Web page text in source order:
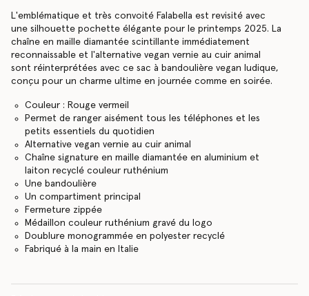
L'emblématique et très convoité Falabella est revisité avec
une silhouette pochette élégante pour le printemps 2025. La
chaîne en maille diamantée scintillante immédiatement
reconnaissable et l'alternative vegan vernie au cuir animal
sont réinterprétées avec ce sac à bandoulière vegan ludique,
conçu pour un charme ultime en journée comme en soirée.
Couleur : Rouge vermeil
Permet de ranger aisément tous les téléphones et les
petits essentiels du quotidien
Alternative vegan vernie au cuir animal
Chaîne signature en maille diamantée en aluminium et
laiton recyclé couleur ruthénium
Une bandoulière
Un compartiment principal
Fermeture zippée
Médaillon couleur ruthénium gravé du logo
Doublure monogrammée en polyester recyclé
Fabriqué à la main en Italie